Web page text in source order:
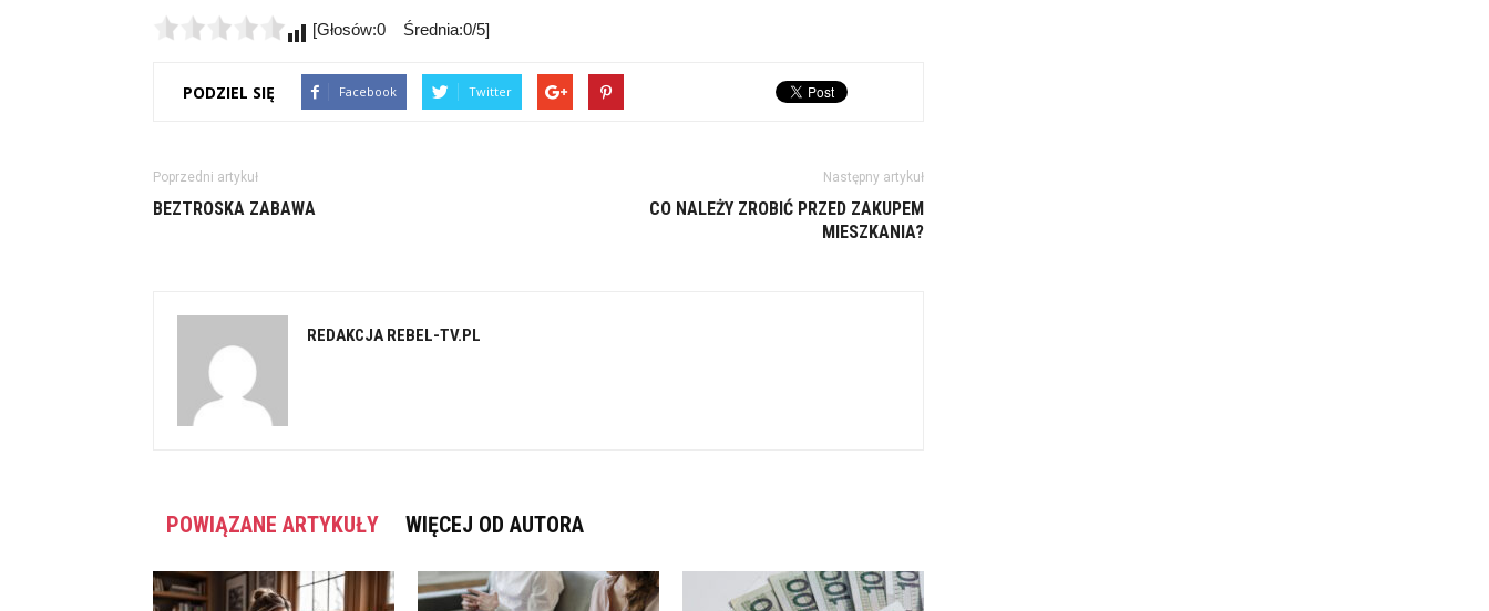
[Głosów:0 Średnia:0/5]
PODZIEL SIĘ Facebook Twitter
Poprzedni artykuł
BEZTROSKA ZABAWA
Następny artykuł
CO NALEŻY ZROBIĆ PRZED ZAKUPEM
MIESZKANIA?
REDAKCJA REBEL-TV.PL
POWIĄZANE ARTYKUŁY WIĘCEJ OD AUTORA